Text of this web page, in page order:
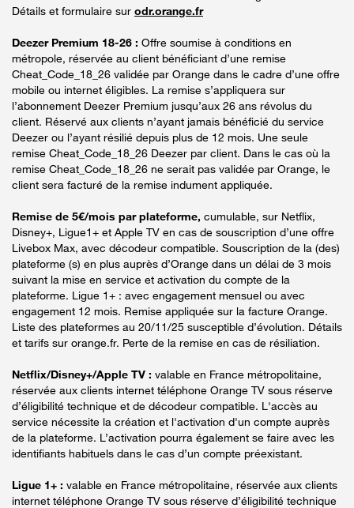
Détails et formulaire sur odr.orange.fr
Deezer Premium 18-26 : Offre soumise à conditions en
métropole, réservée au client bénéficiant d’une remise
Cheat_Code_18_26 validée par Orange dans le cadre d’une offre
mobile ou internet éligibles. La remise s’appliquera sur
l’abonnement Deezer Premium jusqu’aux 26 ans révolus du
client. Réservé aux clients n’ayant jamais bénéficié du service
Deezer ou l’ayant résilié depuis plus de 12 mois. Une seule
remise Cheat_Code_18_26 Deezer par client. Dans le cas où la
remise Cheat_Code_18_26 ne serait pas validée par Orange, le
client sera facturé de la remise indument appliquée.
Remise de 5€/mois par plateforme, cumulable, sur Netflix,
Disney+, Ligue1+ et Apple TV en cas de souscription d’une offre
Livebox Max, avec décodeur compatible. Souscription de la (des)
plateforme (s) en plus auprès d’Orange dans un délai de 3 mois
suivant la mise en service et activation du compte de la
plateforme. Ligue 1+ : avec engagement mensuel ou avec
engagement 12 mois. Remise appliquée sur la facture Orange.
Liste des plateformes au 20/11/25 susceptible d’évolution. Détails
et tarifs sur orange.fr. Perte de la remise en cas de résiliation.
Netflix/Disney+/Apple TV : valable en France métropolitaine,
réservée aux clients internet téléphone Orange TV sous réserve
d’éligibilité technique et de décodeur compatible. L'accès au
service nécessite la création et l'activation d'un compte auprès
de la plateforme. L’activation pourra également se faire avec les
identifiants habituels dans le cas d’un compte préexistant.
Ligue 1+ : valable en France métropolitaine, réservée aux clients
internet téléphone Orange TV sous réserve d’éligibilité technique